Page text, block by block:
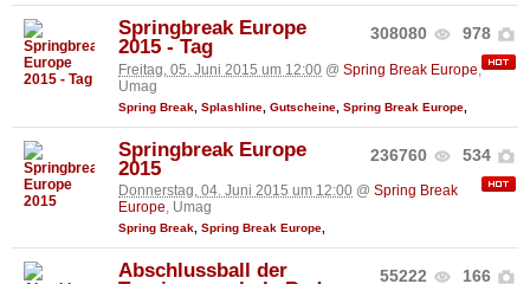
308080 978
Springbreak Europe
2015 - Tag
Freitag, 05. Juni 2015 um 12:00 @ Spring Break Europe
Umag
Spring Break Splashline Gutscheine Spring Break Europe
236760 534
Springbreak Europe
2015
Donnerstag, 04. Juni 2015 um 12:00 @ Spring Break
Europe, Umag
Spring Break Spring Break Europe
55222 166
Abschlussball der